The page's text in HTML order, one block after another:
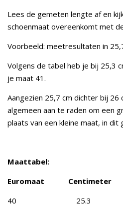
Lees de gemeten lengte af en
schoenmaat overeenkomt met
Voorbeeld: meetresultaten in
Volgens de tabel heb je bij 25,3
je maat 41.
Aangezien 25,7 cm dichter bij 26
algemeen aan te raden om een
plaats van een kleine maat, in dit
Maattabel:
Euromaat Centimeter
40 25.3